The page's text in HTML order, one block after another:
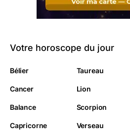
Votre horoscope du jour
Bélier Taureau
Cancer Lion
Balance Scorpion
Capricorne Verseau